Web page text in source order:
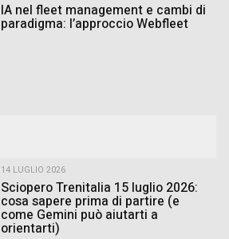
IA nel fleet management e cambi di
paradigma: l’approccio Webfleet
14 LUGLIO 2026
Sciopero Trenitalia 15 luglio 2026:
cosa sapere prima di partire (e
come Gemini può aiutarti a
orientarti)